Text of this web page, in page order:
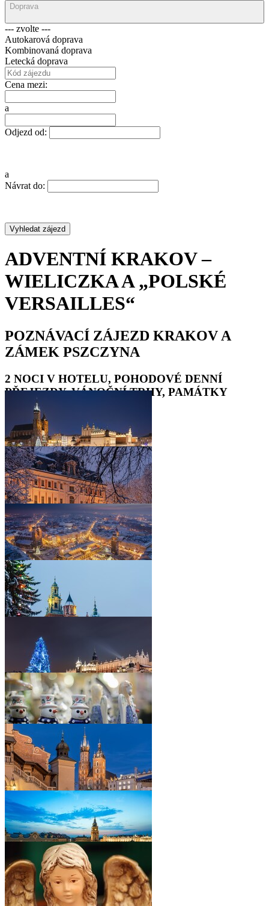
Doprava
--- zvolte ---
Autokarová doprava
Kombinovaná doprava
Letecká doprava
Cena mezi:
a
Odjezd od:
a
Návrat do:
ADVENTNÍ KRAKOV –
WIELICZKA A „POLSKÉ
VERSAILLES“
POZNÁVACÍ ZÁJEZD KRAKOV A
ZÁMEK PSZCZYNA
2 NOCI V HOTELU, POHODOVÉ DENNÍ
PŘEJEZDY, VÁNOČNÍ TRHY, PAMÁTKY
UNESCO
•••••••••